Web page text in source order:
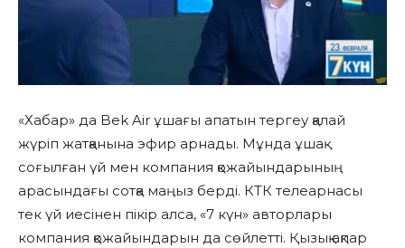
«Хабар» да Bek Air ұшағы апатын тергеу қалай
жүріп жатқанына эфир арнады. Мұнда ұшақ
соғылған үй мен компания қожайындарының
арасындағы сотқа маңыз берді. КТК телеарнасы
тек үй иесінен пікір алса, «7 күн» авторлары
компания қожайындарын да сөйлетті. Қызық ақпар